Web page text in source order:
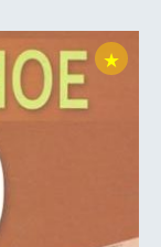
право
★